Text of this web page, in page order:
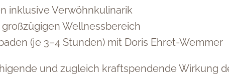
inklusive Verwöhnkulinarik
Wellnessbereich
(je 3–4 Stunden) mit Doris Ehret-Wemmer
und zugleich kraftspendende Wirkung